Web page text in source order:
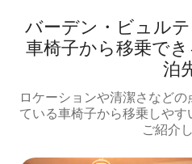
バーデン・ビュル
車椅子から移乗で
泊
ロケーションや清潔さなど
ている車椅子から移乗しや
ご紹介